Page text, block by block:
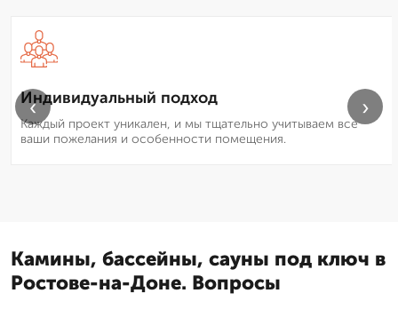
Индивидуальный подход
Каждый проект уникален, и мы тщательно учитываем все
ваши пожелания и особенности помещения.
‹ ›
Камины, бассейны, сауны под ключ в
Ростове-на-Доне. Вопросы